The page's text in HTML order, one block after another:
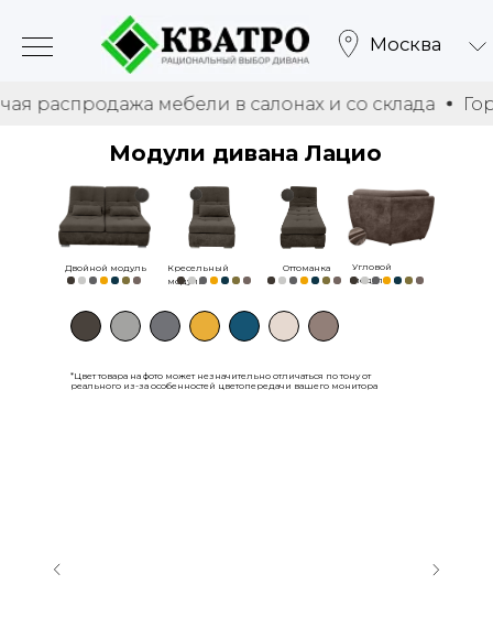
Москва
мебели в салонах и со склада Горячая
Модули дивана Лацио
Двойной модуль
Кресельный
модуль
Оттоманка
Угловой
модуль
*Цвет товара на фото может незначительно отличаться по тону от
реального из-за особенностей цветопередачи вашего монитора